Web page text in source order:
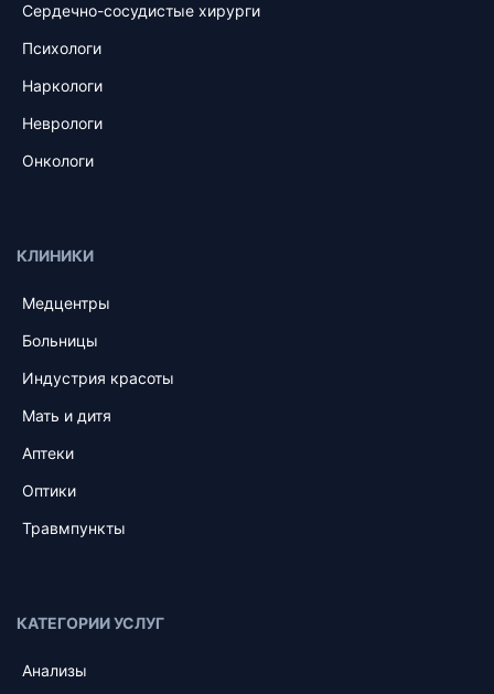
Сердечно-сосудистые хирурги
Психологи
Наркологи
Неврологи
Онкологи
КЛИНИКИ
Медцентры
Больницы
Индустрия красоты
Мать и дитя
Аптеки
Оптики
Травмпункты
КАТЕГОРИИ УСЛУГ
Анализы